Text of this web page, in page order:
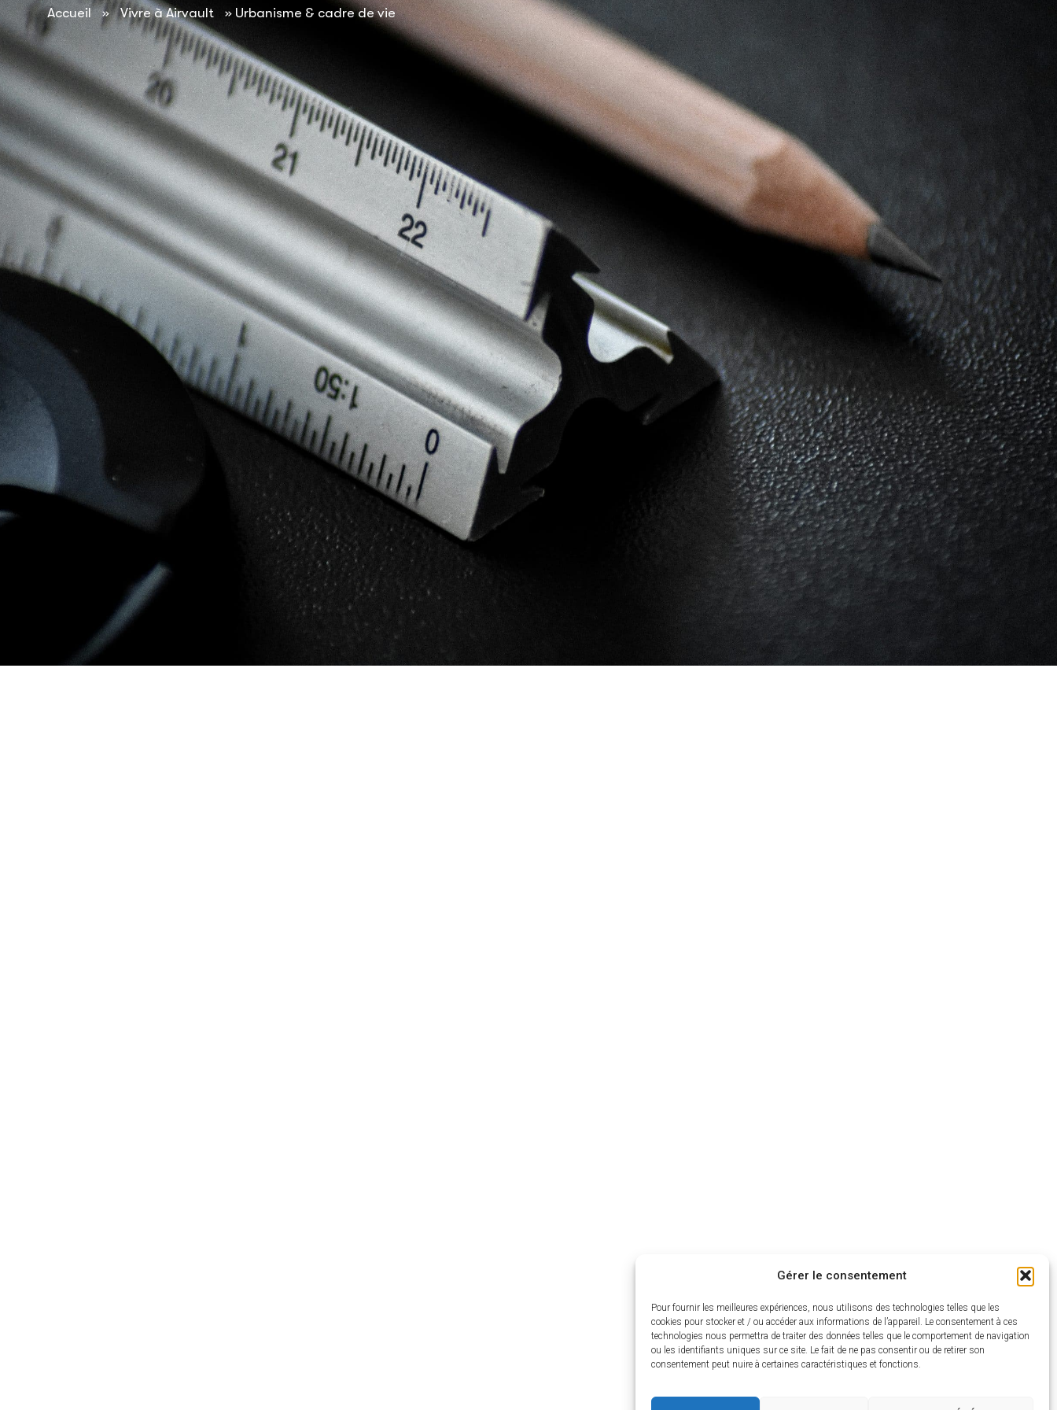
Gérer le consentement
Pour fournir les meilleures expériences, nous utilisons des technologies telles que les
cookies pour stocker et / ou accéder aux informations de l’appareil. Le consentement à ces
technologies nous permettra de traiter des données telles que le comportement de navigation
ou les identifiants uniques sur ce site. Le fait de ne pas consentir ou de retirer son
consentement peut nuire à certaines caractéristiques et fonctions.
principal
Espace membre
NOUS
CONTACTER
DÉCOUVRIR AIRVAULT MAIRIE D'AIRVAULT VIVRE À AIRVAULT
Accueil » Vivre à Airvault » Urbanisme & cadre de vie